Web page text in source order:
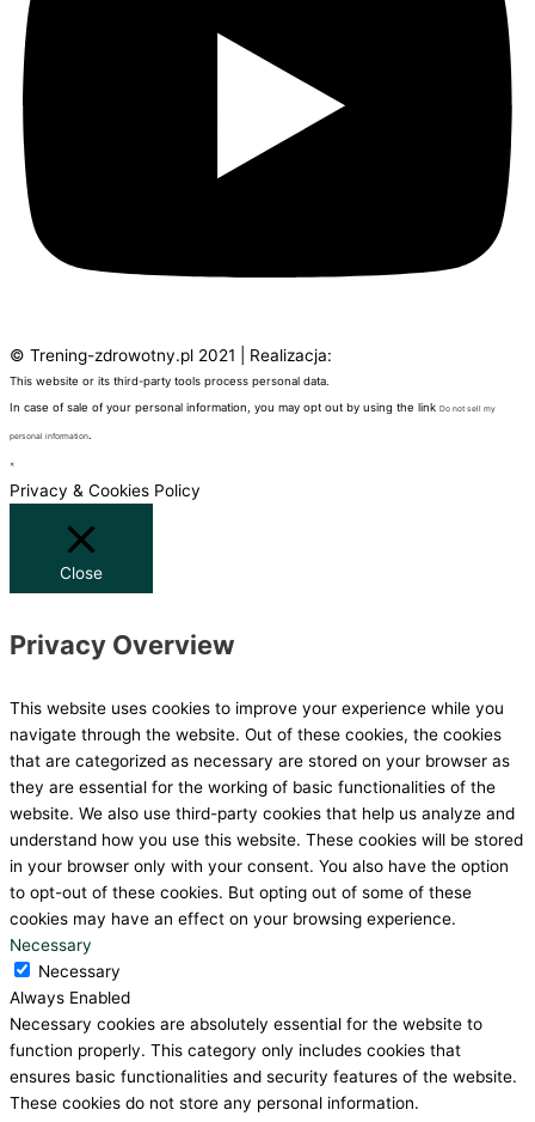
© Trening-zdrowotny.pl 2021 | Realizacja:
This website or its third-party tools process personal data.
In case of sale of your personal information, you may opt out by using the link Do not sell my
personal information.
×
Privacy & Cookies Policy
Close
Privacy Overview
This website uses cookies to improve your experience while you
navigate through the website. Out of these cookies, the cookies
that are categorized as necessary are stored on your browser as
they are essential for the working of basic functionalities of the
website. We also use third-party cookies that help us analyze and
understand how you use this website. These cookies will be stored
in your browser only with your consent. You also have the option
to opt-out of these cookies. But opting out of some of these
cookies may have an effect on your browsing experience.
Necessary
Necessary
Always Enabled
Necessary cookies are absolutely essential for the website to
function properly. This category only includes cookies that
ensures basic functionalities and security features of the website.
These cookies do not store any personal information.